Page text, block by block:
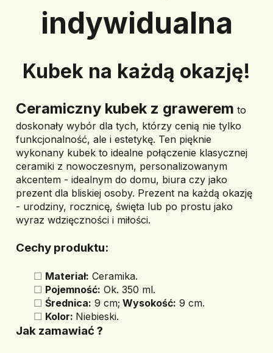
indywidualna
Kubek na każdą okazję!
﻿Ceramiczny kubek z grawerem to
doskonały wybór dla tych, którzy cenią nie tylko
funkcjonalność, ale i estetykę. Ten pięknie
wykonany kubek to idealne połączenie klasycznej
ceramiki z nowoczesnym, personalizowanym
akcentem - idealnym do domu, biura czy jako
prezent dla bliskiej osoby. Prezent na każdą okazję
- urodziny, rocznicę, święta lub po prostu jako
wyraz wdzięczności i miłości.
Cechy produktu:
Materiał: Ceramika.
Pojemność: Ok. 350 ml.
Średnica: 9 cm; Wysokość: 9 cm.
Kolor: Niebieski.
Jak zamawiać ?